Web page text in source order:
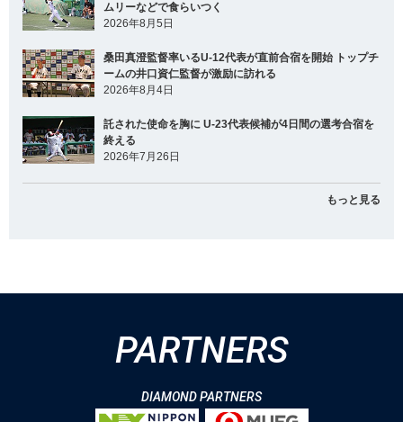
ムリーなどで食らいつく
2026年8月5日
桑田真澄監督率いるU-12代表が直前合宿を開始 トップチ
ームの井口資仁監督が激励に訪れる
2026年8月4日
託された使命を胸に U-23代表候補が4日間の選考合宿を
終える
2026年7月26日
もっと見る
PARTNERS
DIAMOND PARTNERS